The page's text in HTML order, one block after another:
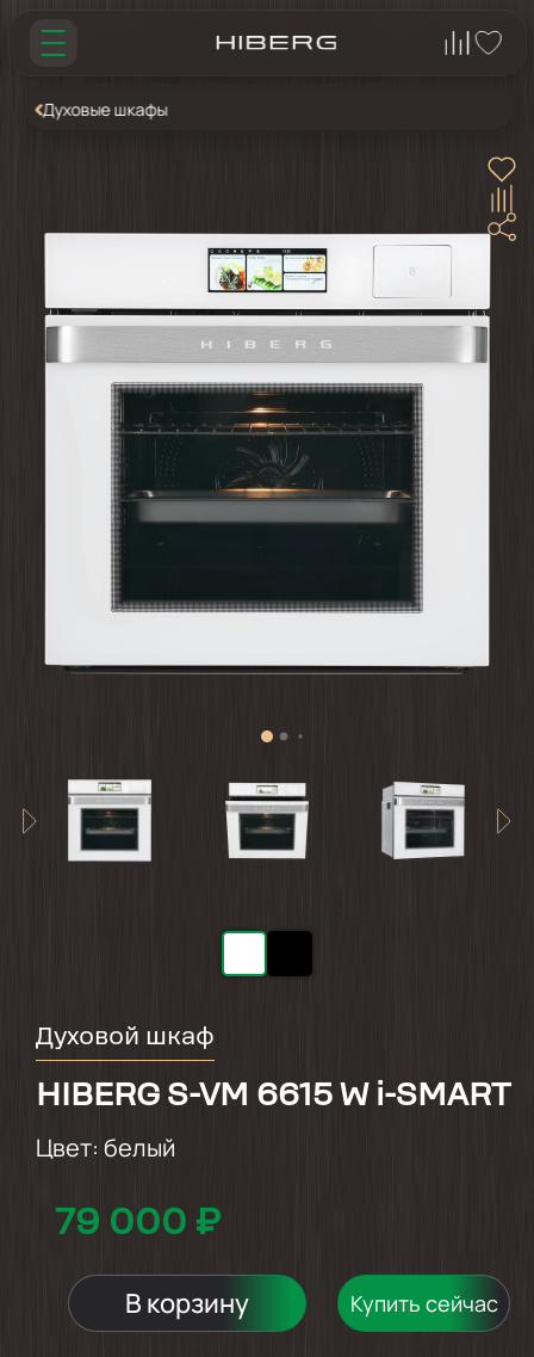
Духовые шкафы
Духовой шкаф
HIBERG S-VM 6615 W i-SMART
Цвет: белый
79 000 ₽
В корзину Купить сейчас